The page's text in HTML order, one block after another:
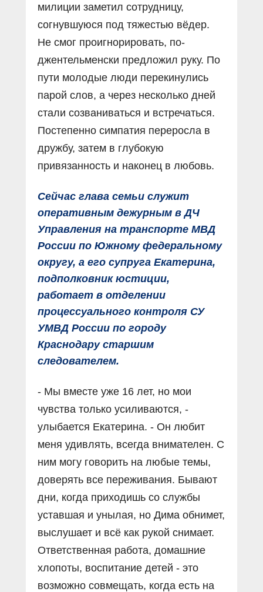
милиции заметил сотрудницу,
согнувшуюся под тяжестью вёдер.
Не смог проигнорировать, по-
джентельменски предложил руку. По
пути молодые люди перекинулись
парой слов, а через несколько дней
стали созваниваться и встречаться.
Постепенно симпатия переросла в
дружбу, затем в глубокую
привязанность и наконец в любовь.
Сейчас глава семьи служит
оперативным дежурным в ДЧ
Управления на транспорте МВД
России по Южному федеральному
округу, а его супруга Екатерина,
подполковник юстиции,
работает в отделении
процессуального контроля СУ
УМВД России по городу
Краснодару старшим
следователем.
- Мы вместе уже 16 лет, но мои
чувства только усиливаются, -
улыбается Екатерина. - Он любит
меня удивлять, всегда внимателен. С
ним могу говорить на любые темы,
доверять все переживания. Бывают
дни, когда приходишь со службы
уставшая и унылая, но Дима обнимет,
выслушает и всё как рукой снимает.
Ответственная работа, домашние
хлопоты, воспитание детей - это
возможно совмещать, когда есть на